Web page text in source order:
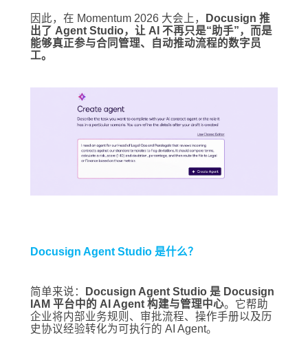
因此，在 Momentum 2026 大会上，
Docusign 推
出了 Agent Studio，让 AI 不再只是“助手”，而是
能够真正参与合同管理、自动推动流程的数字员
工。
Docusign Agent Studio 是什么？
简单来说：
Docusign Agent Studio 是 Docusign
IAM 平台中的 AI Agent 构建与管理中心。它帮助
企业将内部业务规则、审批流程、操作手册以及历
史协议经验转化为可执行的 AI Agent。